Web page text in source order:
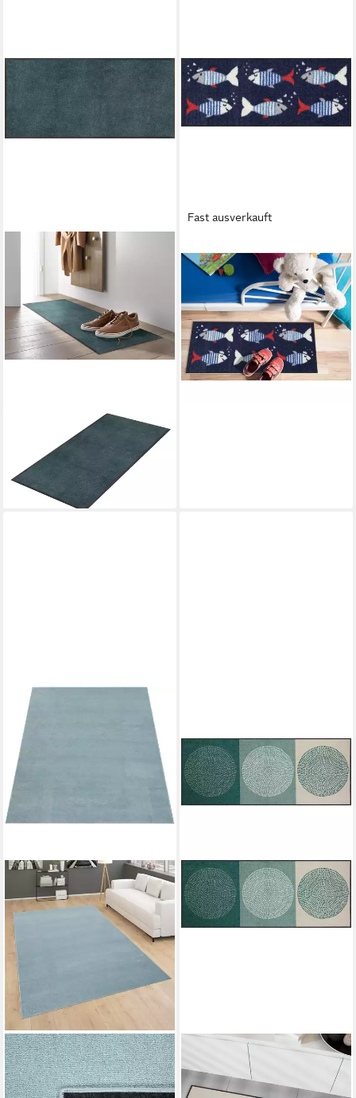
WASH+DRY BY KLEEN-TEX
Teppich und Läufer Denim
Blue, rechteckig, Höhe: 9 mm
ab 32,45 €
lieferbar in 3 Wochen
Fast ausverkauft
Läufer Fußabtreter klein
30x75 Sailor Fish blau, Läufer
Mini, Höhe: 300 mm
ab 32,95 €
lieferbar - in 2-3 Werktagen bei dir
PACO HOME
Läufer Porto 890, rechteckig,
Höhe: 13 mm, Teppich-Läufer,
SALONLOEWE
Läufer Teppichläufer 75x190
Nestor sage-beige grün,